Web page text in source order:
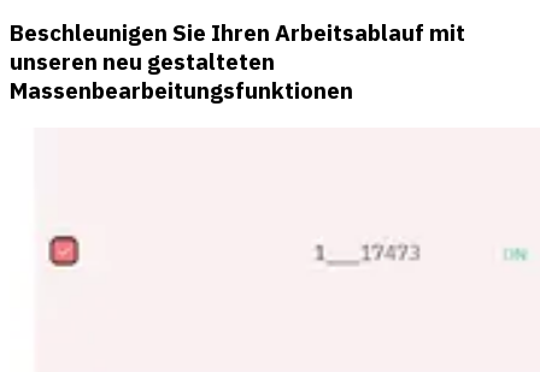
Beschleunigen Sie Ihren Arbeitsablauf mit
unseren neu gestalteten
Massenbearbeitungsfunktionen